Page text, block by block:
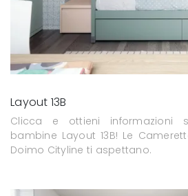
Layout 13B
Clicca e ottieni informazioni
bambine Layout 13B! Le
Doimo Cityline ti aspettano.